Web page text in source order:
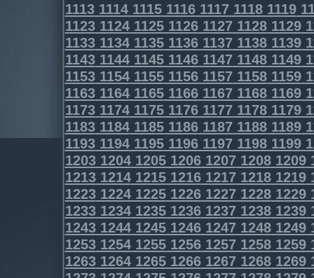
1113111411151116111711181119
1123112411251126112711281129
1133113411351136113711381139
1143114411451146114711481149
1153115411551156115711581159
1163116411651166116711681169
1173117411751176117711781179
1183118411851186118711881189
1193119411951196119711981199
1203120412051206120712081209
1213121412151216121712181219
1223122412251226122712281229
1233123412351236123712381239
1243124412451246124712481249
1253125412551256125712581259
1263126412651266126712681269